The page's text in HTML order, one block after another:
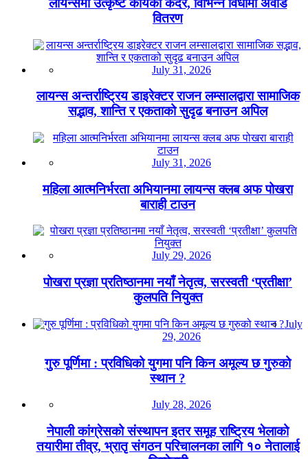
लायन्समा उत्कृष्ट कार्यको कदर, विभिन्न विधामा अवार्ड
वितरण
July 31, 2026
लायन्स अन्तर्राष्ट्रिय डाइरेक्टर राजन लम्सालद्वारा सामाजिक
सद्भाव, शान्ति र एकताको सुदृढ बनाउन अपिल
July 31, 2026
महिला आत्मनिर्भरता अभियानमा लायन्स क्लब अफ पोखरा
बाराही टाउन
July 29, 2026
पोखरा प्रज्ञा प्रतिष्ठानमा नयाँ नेतृत्व, सरस्वती ‘प्रतीक्षा’
कुलपति नियुक्त
July
29, 2026
गुरु पूर्णिमा : प्रविधिको युगमा पनि किन अमूल्य छ गुरुको
स्थान ?
July 28, 2026
नेपाली कांग्रेसको संस्थापन इतर समूह राष्ट्रिय भेलाको
तयारीमा तीव्र, भ्रातृ संगठन परिचालनका लागि १० नेतालाई